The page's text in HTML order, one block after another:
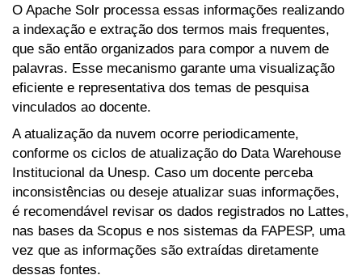
O Apache Solr processa essas informações realizando
a indexação e extração dos termos mais frequentes,
que são então organizados para compor a nuvem de
palavras. Esse mecanismo garante uma visualização
eficiente e representativa dos temas de pesquisa
vinculados ao docente.
A atualização da nuvem ocorre periodicamente,
conforme os ciclos de atualização do Data Warehouse
Institucional da Unesp. Caso um docente perceba
inconsistências ou deseje atualizar suas informações,
é recomendável revisar os dados registrados no Lattes,
nas bases da Scopus e nos sistemas da FAPESP, uma
vez que as informações são extraídas diretamente
dessas fontes.